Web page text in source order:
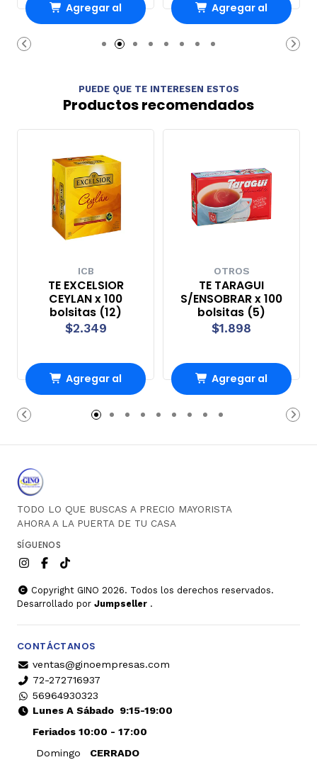
Agregar al
carrito
Agregar al
carrito
PUEDE QUE TE INTERESEN ESTOS
Productos recomendados
ICB
TE EXCELSIOR
CEYLAN x 100
bolsitas (12)
$2.349
Agregar al
carrito
OTROS
TE TARAGUI
S/ENSOBRAR x 100
bolsitas (5)
$1.898
Agregar al
carrito
TODO LO QUE BUSCAS A PRECIO MAYORISTA
AHORA A LA PUERTA DE TU CASA
SÍGUENOS
Copyright GINO 2026. Todos los derechos reservados.
Desarrollado por Jumpseller .
CONTÁCTANOS
ventas@ginoempresas.com
72-272716937
56964930323
Lunes A Sábado9:15-19:00
Feriados 10:00 - 17:00
Domingo
CERRADO